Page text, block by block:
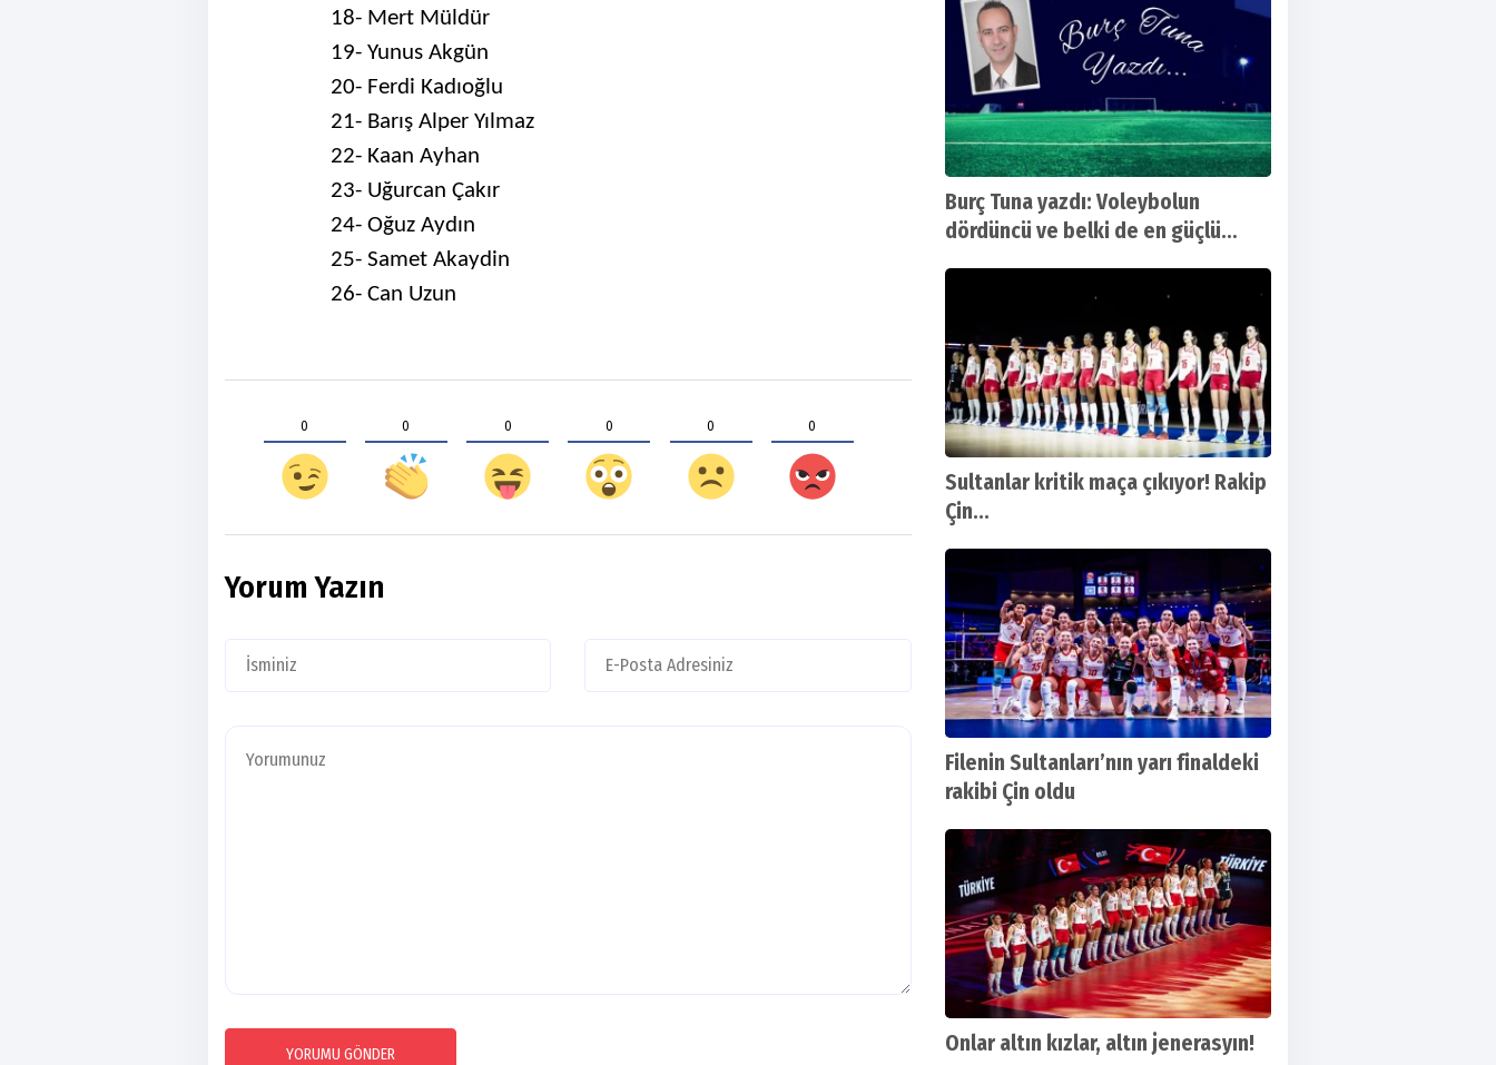
18- Mert Müldür
19- Yunus Akgün
20- Ferdi Kadıoğlu
21- Barış Alper Yılmaz
22- Kaan Ayhan
23- Uğurcan Çakır
24- Oğuz Aydın
25- Samet Akaydin
26- Can Uzun
0 0 0 0 0 0
Yorum Yazın
YORUMU GÖNDER
Burç Tuna yazdı: Voleybolun
dördüncü ve belki de en güçlü
Sultanlar kritik maça çıkıyor! Rakip
Çin...
Filenin Sultanları’nın yarı finaldeki
rakibi Çin oldu
Onlar altın kızlar, altın jenerasyın!